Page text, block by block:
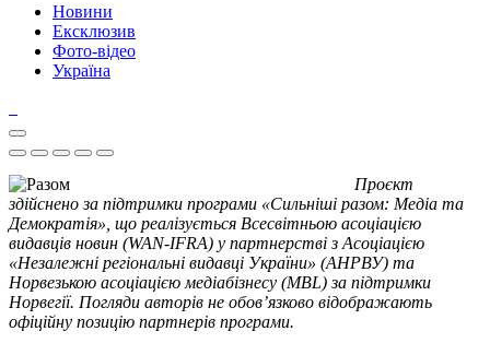
Новини
Ексклюзив
Фото-відео
Україна
Проєкт
здійснено за підтримки програми «Сильніші разом: Медіа та
Демократія», що реалізується Всесвітньою асоціацією
видавців новин (WAN-IFRA) у партнерстві з Асоціацією
«Незалежні регіональні видавці України» (АНРВУ) та
Норвезькою асоціацією медіабізнесу (MBL) за підтримки
Норвегії. Погляди авторів не обов’язково відображають
офіційну позицію партнерів програми.